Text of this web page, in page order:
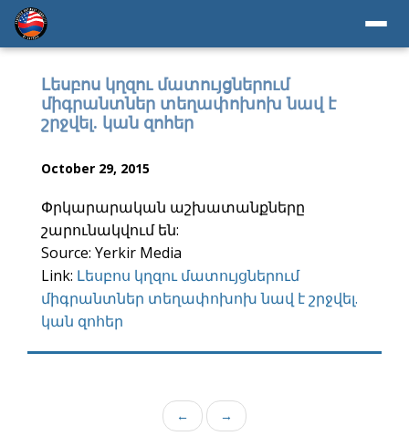
Լեսբոս կղզու մատույցներում
միգրանտներ տեղափոխոխ նավ է
շրջվել. կան զոհեր
October 29, 2015
Փրկարարական աշխատանքները
շարունակվում են:
Source: Yerkir Media
Link: Լեսբոս կղզու մատույցներում
միգրանտներ տեղափոխոխ նավ է շրջվել.
կան զոհեր
← →